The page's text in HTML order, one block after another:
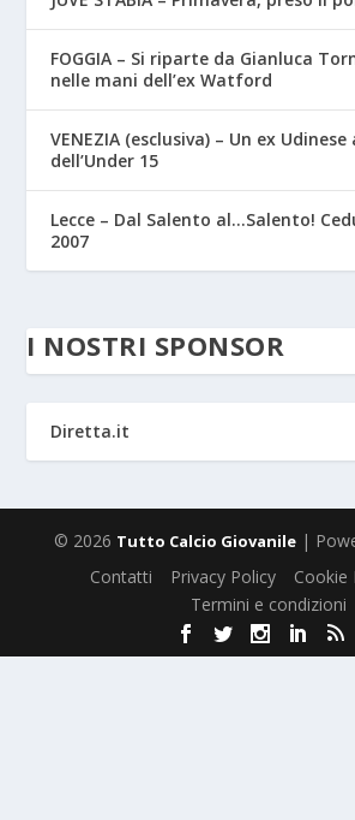
FOGGIA – Si riparte da Gianluca
nelle mani dell’ex Watford
VENEZIA (esclusiva) – Un ex
dell’Under 15
Lecce – Dal Salento al…Salento!
2007
I NOSTRI SPONSOR
Diretta.it
© 2026 Tutto Calcio Giovanile |
Contatti Privacy Policy
Cookie
Termini e condizioni